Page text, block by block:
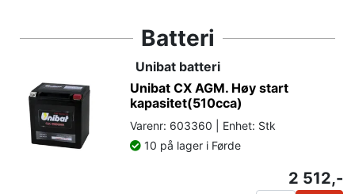
Batteri
Unibat batteri
Unibat CX AGM. Høy start
kapasitet(510cca)
Varenr: 603360 | Enhet: Stk
10 på lager i Førde
2 512,-